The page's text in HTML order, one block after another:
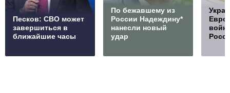
Песков: СВО может
завершиться в
ближайшие часы
По бежавшему из
России Надеждину*
нанесли новый
удар